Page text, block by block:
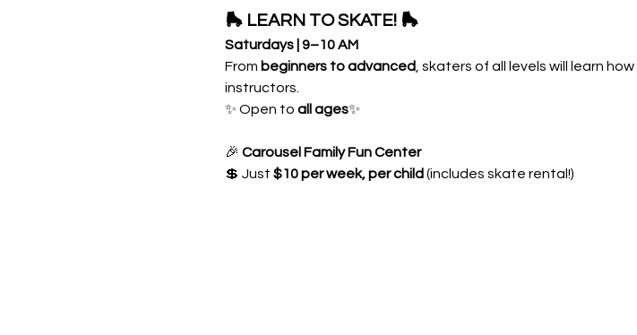
🛼 LEARN TO SKATE! 🛼
Saturdays | 9–10 AM
From beginners to advanced , skaters of all levels will learn
instructors.
✨ Open to all ages✨
🎉 Carousel Family Fun Center
💲 Just $10 per week, per child (includes skate rental!)